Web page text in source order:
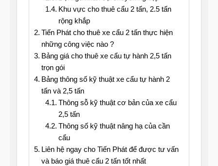
Khu vực cho thuê cẩu 2 tấn, 2.5 tấn
rộng khắp
Tiến Phát cho thuê xe cẩu 2 tấn thực hiện
những công việc nào ?
Bảng giá cho thuê xe cẩu tự hành 2,5 tấn
trọn gói
Bảng thông số kỹ thuật xe cẩu tự hành 2
tấn và 2,5 tấn
Thông sỗ kỹ thuật cơ bản của xe cẩu
2,5 tấn
Thông số kỹ thuật nâng hạ của cần
cẩu
Liên hệ ngay cho Tiến Phát để được tư vấn
và báo giá thuê cẩu 2 tấn tốt nhất